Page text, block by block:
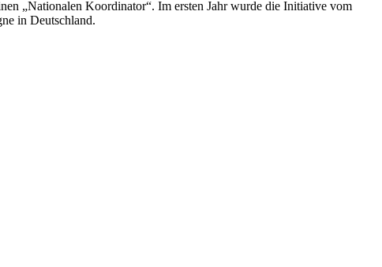
„Nationalen Koordinator“. Im ersten Jahr wurde die Initiative vom
in Deutschland.